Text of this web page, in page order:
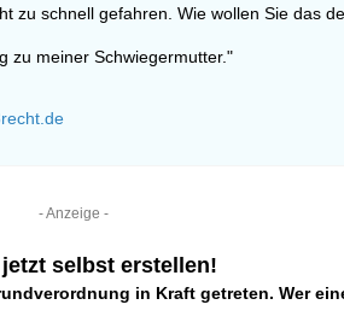
zu schnell gefahren. Wie wollen Sie das
zu meiner Schwiegermutter."
- Anzeige -
selbst erstellen!
in Kraft getreten. Wer